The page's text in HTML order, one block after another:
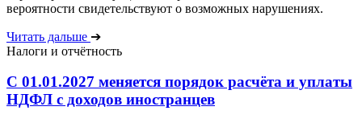
вероятности свидетельствуют о возможных нарушениях.
Читать дальше ➔
Налоги и отчётность
С 01.01.2027 меняется порядок расчёта и уплаты
НДФЛ с доходов иностранцев